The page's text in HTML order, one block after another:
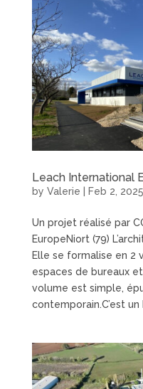
Leach International
by Valerie Feb 2, 2025
Un projet réalisé par
EuropeNiort (79)
Elle se formalise en 2
espaces de bureaux
volume est simple,
contemporain.C’est